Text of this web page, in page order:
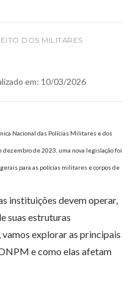
DOS MILITARES
em: 10/03/2026
Nacional das Polícias Militares e dos
de 2023, uma nova legislação foi
para as polícias militares e corpos de
instituições devem operar,
suas estruturas
explorar as principais
e como elas afetam